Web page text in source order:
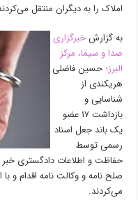
املاک را به دیگران منتقل
به گزارشخبرگزاری
صدا و سیما، مرکز
البرز؛ حسین فاضلی
هریکندی از
شناسایی و
بازداشت ۱۷ عضو
یک باند جعل اسناد
رسمی توسط
حفاظت و اطلاعات دادگستری خبر
صلح نامه و وکالت نامه اقدام و
می‌کردند.